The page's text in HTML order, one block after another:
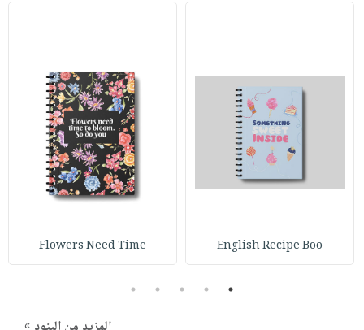
English Recipe Boo
Flowers Need Time
1
2
3
4
5